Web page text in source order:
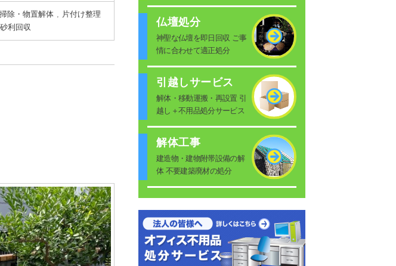
除・物置解体
片付け整理
利回収 仏壇処分
神聖な仏壇を即日回収 ご事
情に合わせて適正処分
引越しサービス
解体・移動運搬・再設置 引
越し＋不用品処分サービス
解体工事
建造物・建物附帯設備の解
体 不要建築廃材の処分